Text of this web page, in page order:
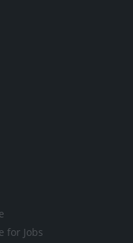
for Jobs